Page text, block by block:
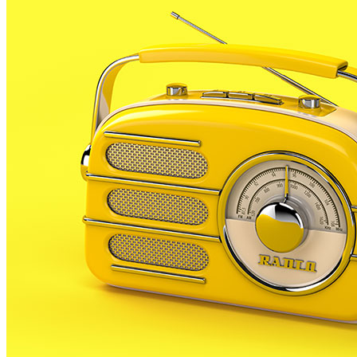
Les dades de població estacional mesuren el
municipis, més enllà dels padrons. En el càlcul s’hi
temps (vacances, estiueig, cap de setmana…etc).
Segons aquests paràmetres, l’any 2011, PLF va
residents, realment hi ha 246 persones menys fent-
PLF és un dels 16 municipis amb saldo negatiu, és
amb un 87,3% de població real sobre l’empadronada.
10 poblacions registren una població estacional
maresme amb Calella (6.300 habitants en positiu de
El municipi que té més població real respecte